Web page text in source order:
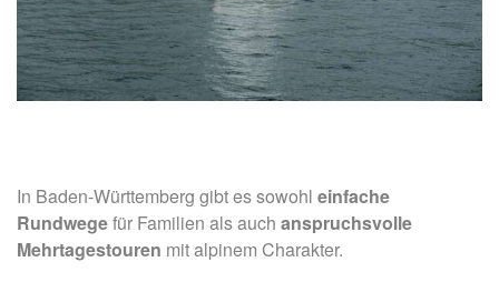
In Baden-Württemberg gibt es sowohl einfache
Rundwegefür Familien als auch anspruchsvolle
Mehrtagestouren mit alpinem Charakter.